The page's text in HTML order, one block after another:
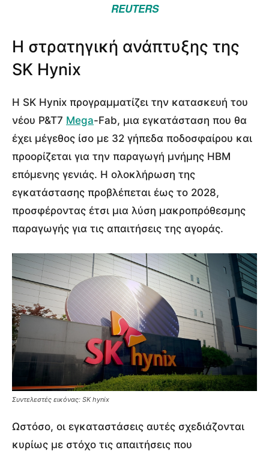
REUTERS
Η στρατηγική ανάπτυξης της
SK Hynix
Η SK Hynix προγραμματίζει την κατασκευή του
νέου P&T7 Mega-Fab, μια εγκατάσταση που θα
έχει μέγεθος ίσο με 32 γήπεδα ποδοσφαίρου και
προορίζεται για την παραγωγή μνήμης HBM
επόμενης γενιάς. Η ολοκλήρωση της
εγκατάστασης προβλέπεται έως το 2028,
προσφέροντας έτσι μια λύση μακροπρόθεσμης
παραγωγής για τις απαιτήσεις της αγοράς.
Συντελεστές εικόνας: SK hynix
Ωστόσο, οι εγκαταστάσεις αυτές σχεδιάζονται
κυρίως με στόχο τις απαιτήσεις που